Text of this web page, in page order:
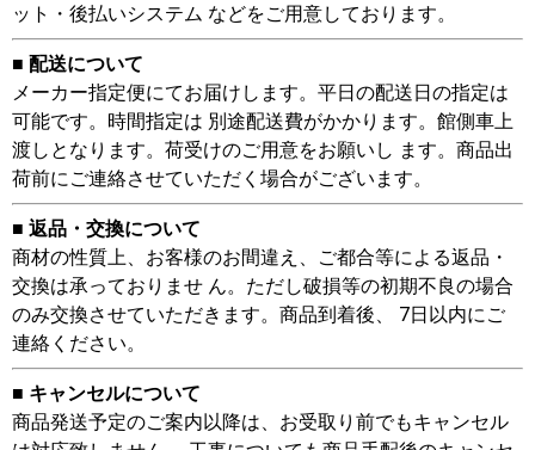
ット・後払いシステム などをご用意しております。
■ 配送について
メーカー指定便にてお届けします。平日の配送日の指定は
可能です。時間指定は 別途配送費がかかります。館側車上
渡しとなります。荷受けのご用意をお願いし ます。商品出
荷前にご連絡させていただく場合がございます。
■ 返品・交換について
商材の性質上、お客様のお間違え、ご都合等による返品・
交換は承っておりませ ん。ただし破損等の初期不良の場合
のみ交換させていただきます。商品到着後、 7日以内にご
連絡ください。
■ キャンセルについて
商品発送予定のご案内以降は、お受取り前でもキャンセル